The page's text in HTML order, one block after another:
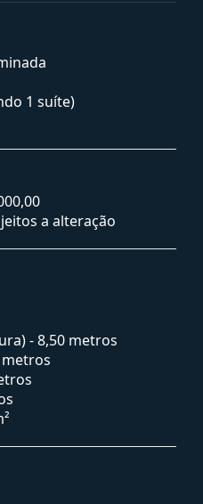
1 suíte)
a alteração
- 8,50 metros
metros